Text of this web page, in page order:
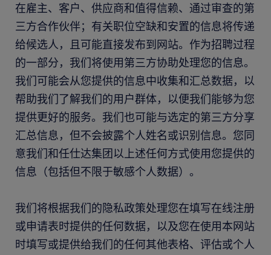
在雇主、客户、供应商和值得信赖、通过审查的第
三方合作伙伴；有关职位空缺和安置的信息将传递
给候选人，且可能直接发布到网站。作为招聘过程
的一部分，我们将使用第三方协助处理您的信息。
我们可能会从您提供的信息中收集和汇总数据，以
帮助我们了解我们的用户群体，以便我们能够为您
提供更好的服务。我们也可能与选定的第三方分享
汇总信息，但不会披露个人姓名或识别信息。您同
意我们和任仕达集团以上述任何方式使用您提供的
信息（包括但不限于敏感个人数据）。
我们将根据我们的隐私政策处理您在填写在线注册
或申请表时提供的任何数据，以及您在使用本网站
时填写或提供给我们的任何其他表格、评估或个人